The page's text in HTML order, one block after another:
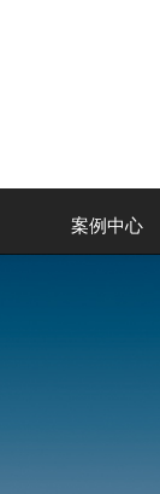
案例中心